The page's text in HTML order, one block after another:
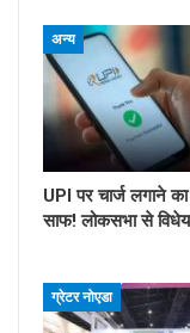
अन्य
UPI पर चार्ज लगाने का
साफ! लोकसभा से
ग्रेटर नोएडा